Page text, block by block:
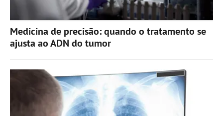
Medicina de precisão: quando o tratamento se
ajusta ao ADN do tumor